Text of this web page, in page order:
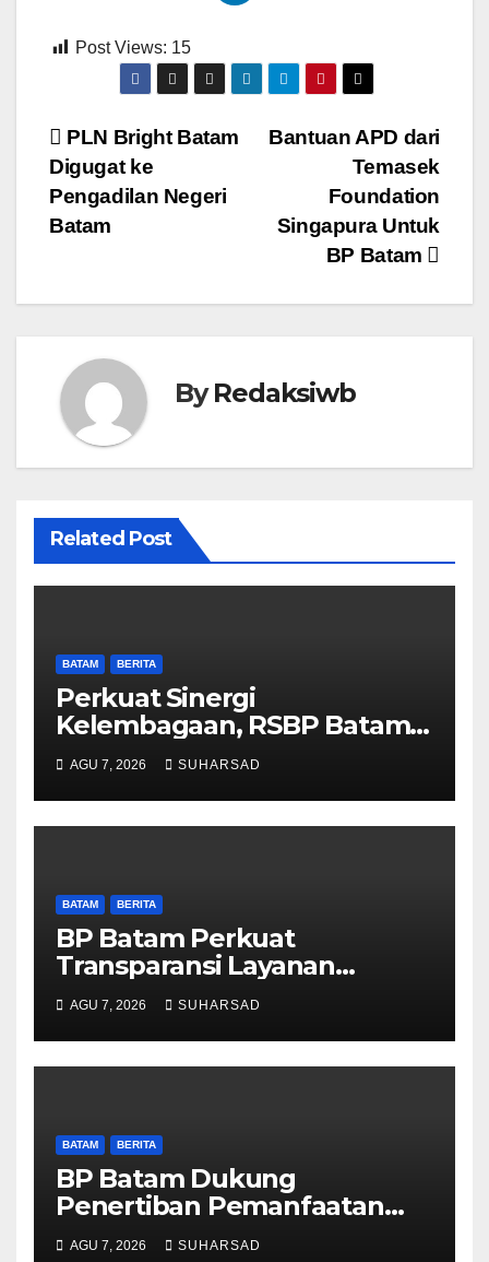
Post Views: 15
Navigasi
pos
Bantuan APD dari
Temasek
Foundation
Singapura Untuk
BP Batam
PLN Bright Batam
Digugat ke
Pengadilan Negeri
Batam
ByRedaksiwb
Related Post
BATAM BERITA
Perkuat Sinergi
Kelembagaan, RSBP Batam
dan BPOM Pastikan
Pelayanan dan Ketersediaan
Obat Aman
AGU 7, 2026 SUHARSAD
BATAM BERITA
BP Batam Perkuat
Transparansi Layanan
Pertanahan, Alokasi Tanah
Reguler Segera Hadir Melalui
LMS
AGU 7, 2026 SUHARSAD
BATAM BERITA
BP Batam Dukung
Penertiban Pemanfaatan
Ruang Laut Sesuai
AGU 7, 2026 SUHARSAD